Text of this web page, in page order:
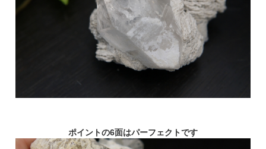
ポイントの6面はパーフェクトです